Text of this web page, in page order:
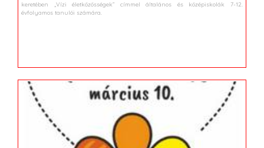
keretében „Vízi életközösségek” címmel általános és középiskolák 7-12.
évfolyamos tanulói számára.